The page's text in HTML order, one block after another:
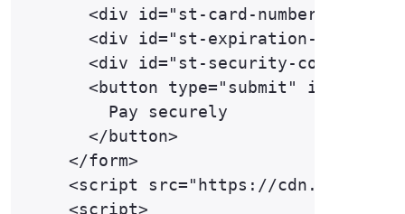
<div id="st-card-number"
<div id="st-expiration-date"
<div id="st-security-code"
<button type="submit" id="st-
        Pay securely
      </button>
    </form>
<script src="https://
    <script>